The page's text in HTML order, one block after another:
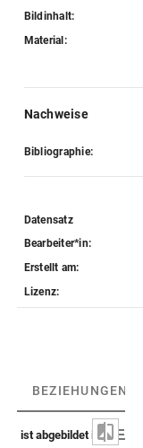
Bildinhalt:
Material:
Nachweise
Bibliographie:
Datensatz
Bearbeiter*in:
Erstellt am:
Lizenz:
BEZIEHUNGEN
ist abgebildet in